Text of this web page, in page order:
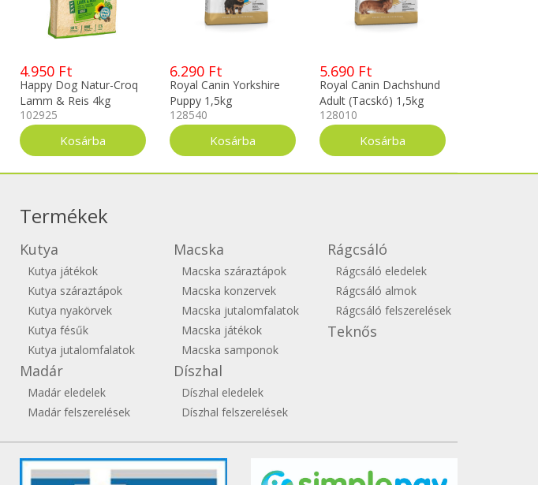
4.950 Ft
Happy Dog Natur-Croq
Lamm & Reis 4kg
102925
6.290 Ft
Royal Canin Yorkshire
Puppy 1,5kg
128540
5.690 Ft
Royal Canin Dachshund
Adult (Tacskó) 1,5kg
128010
Termékek
Kutya
Kutya játékok
Kutya száraztápok
Kutya nyakörvek
Kutya fésűk
Kutya jutalomfalatok
Madár
Madár eledelek
Madár felszerelések
Macska
Macska száraztápok
Macska konzervek
Macska jutalomfalatok
Macska játékok
Macska samponok
Díszhal
Díszhal eledelek
Díszhal felszerelések
Rágcsáló
Rágcsáló eledelek
Rágcsáló almok
Rágcsáló felszerelések
Teknős